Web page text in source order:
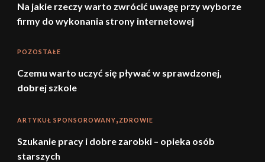
Na jakie rzeczy warto zwrócić uwagę przy wyborze
firmy do wykonania strony internetowej
POZOSTAŁE
Czemu warto uczyć się pływać w sprawdzonej,
dobrej szkole
ARTYKUŁ SPONSOROWANY ZDROWIE
Szukanie pracy i dobre zarobki – opieka osób
starszych